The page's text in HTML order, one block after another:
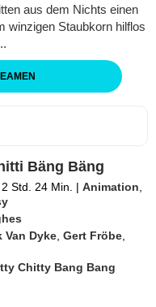
aus dem Nichts einen
winzigen Staubkorn hilflos
Bäng Bäng
2 Std. 24 Min. | Animation
Van Dyke ,Gert Fröbe
Chitty Bang Bang